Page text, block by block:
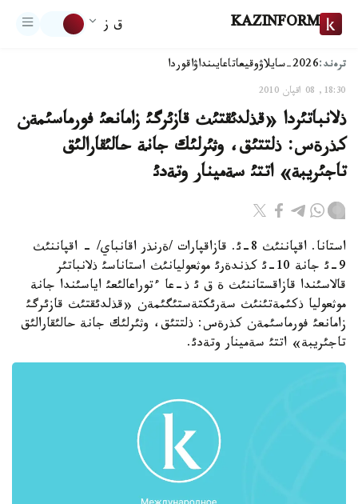
KAZINFORM ق ز
ترەند:2026-سايلاۋ وقيعاتاعايىنداۋاقوردا
18:30, 08 اقپان 2010
ذلانباتئردا «قذلدئقتئث قازئرگئ زامانعئ فورماسئمةن
كذرةس: ذلتتئق، وثئرلئك جانة حالئقارالئق
تاجئريبة» اتتئ سةمينار وتةدئ
استانا. اقپاننئث 8-ئ. قازاقپارات /ةرنذر اقانباي/ - اقپاننئث
9-ئ جانة 10-ئ كذندةرئ موثعوليانئث استاناسئ ذلانباتئر
قالاسئندا قازاقستاننئث ة ق ئ ذ-عا ءتوراعالئعئ اياسئندا جانة
موثعوليا ذكئمةتئنئث سةرئكتةستئگئمةن «قذلدئقتئث قازئرگئ
زامانعئ فورماسئمةن كذرةس: ذلتتئق، وثئرلئك جانة حالئقارالئق
تاجئريبة» اتتئ سةمينار وتةدئ.